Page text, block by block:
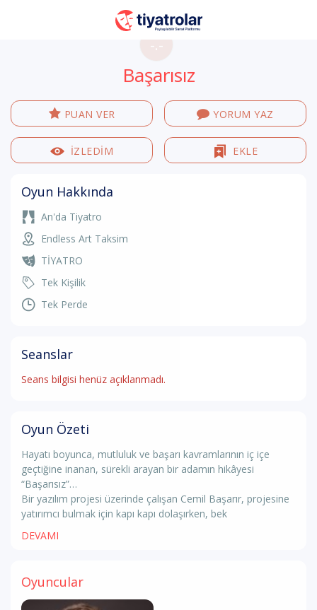
-.-
Başarısız
PUAN VER YORUM YAZ
İZLEDİM EKLE
Oyun Hakkında
An'da Tiyatro
Endless Art Taksim
TİYATRO
Tek Kişilik
Tek Perde
Seanslar
Seans bilgisi henüz açıklanmadı.
Oyun Özeti
Hayatı boyunca, mutluluk ve başarı kavramlarının iç içe
geçtiğine inanan, sürekli arayan bir adamın hikâyesi
“Başarısız”…
Bir yazılım projesi üzerinde çalışan Cemil Başarır, projesine
yatırımcı bulmak için kapı kapı dolaşırken, bek
DEVAMI
Oyuncular